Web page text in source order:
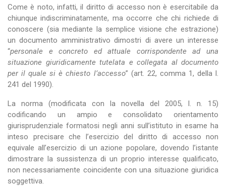
Come è noto, infatti, il diritto di accesso non è esercitabile da
chiunque indiscriminatamente, ma occorre che chi richiede di
conoscere (sia mediante la semplice visione che estrazione)
un documento amministrativo dimostri di avere un interesse
“personale e concreto ed attuale corrispondente ad una
situazione giuridicamente tutelata e collegata al documento
per il quale si è chiesto l’accesso” (art. 22, comma 1, della l.
241 del 1990).
La norma (modificata con la novella del 2005, l. n. 15)
codificando un ampio e consolidato orientamento
giurisprudenziale formatosi negli anni sull’istituto in esame ha
inteso precisare che l’esercizio del diritto di accesso non
equivale all’esercizio di un azione popolare, dovendo l’istante
dimostrare la sussistenza di un proprio interesse qualificato,
non necessariamente coincidente con una situazione giuridica
soggettiva.